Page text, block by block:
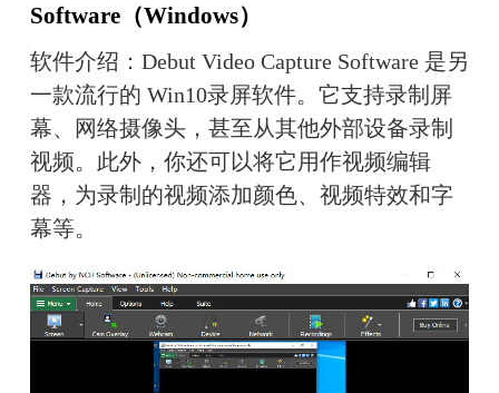
Software（Windows）
软件介绍：Debut Video Capture Software 是另
一款流行的 Win10录屏软件。它支持录制屏
幕、网络摄像头，甚至从其他外部设备录制
视频。此外，你还可以将它用作视频编辑
器，为录制的视频添加颜色、视频特效和字
幕等。